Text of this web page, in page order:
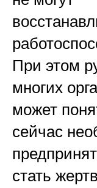
При этом
многих
может
сейчас
стать